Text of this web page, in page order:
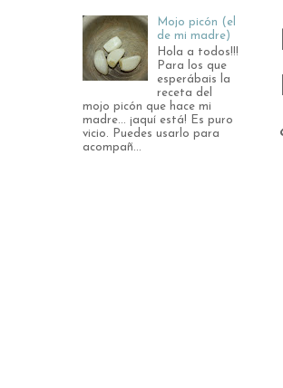
Mojo picón (el
de mi madre)
Hola a todos!!!
Para los que
esperábais la
receta del
mojo picón que hace mi
madre... ¡aquí está! Es puro
vicio. Puedes usarlo para
acompañ...